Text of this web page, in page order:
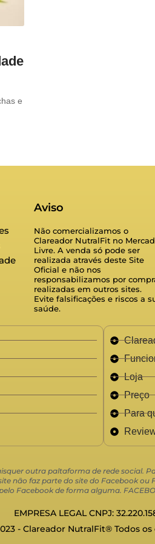
e
Aviso
Não comercializamos o
Clareador NutralFit no
Livre. A venda só pode ser
realizada através deste Site
Oficial e não nos
responsabilizamos por
realizadas em outros sites.
Evite falsificações e riscos a
saúde.
Loja
Preço
Para
outra paltaforma de rede social.
não faz parte do site do Facebook
Facebook de forma alguma.
EMPRESA LEGAL CNPJ:
- Clareador NutralFit® Todos